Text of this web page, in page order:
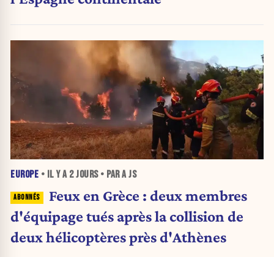
EUROPE • IL Y A 2 JOURS• PAR A JS
Feux en Grèce : deux membres
d'équipage tués après la collision de
deux hélicoptères près d'Athènes